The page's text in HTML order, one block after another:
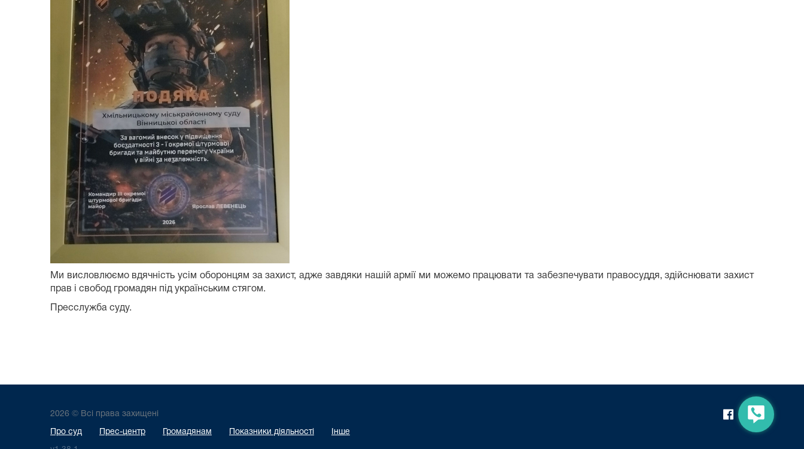
Ми висловлюємо вдячність усім оборонцям за захист, адже завдяки нашій армії ми можемо працювати та забезпечувати правосуддя, здійснювати захист
прав і свобод громадян під українським стягом.
Пресслужба суду.
2026 © Всі права захищені
Про суд Прес-центр Громадянам Показники діяльності Інше